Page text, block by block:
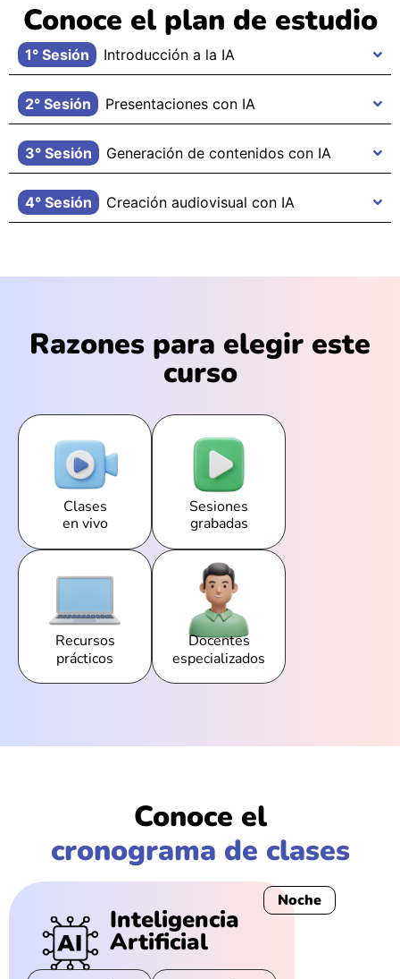
Conoce el plan de estudio
1° Sesión Introducción a la IA
2° Sesión Presentaciones con IA
3° Sesión Generación de contenidos con IA
4° Sesión Creación audiovisual con IA
Razones para elegir este
curso
Clases
en vivo
Sesiones
grabadas
Recursos
prácticos
Docentes
especializados
Conoce el
cronograma de clases
Inteligencia
Artificial
Noche